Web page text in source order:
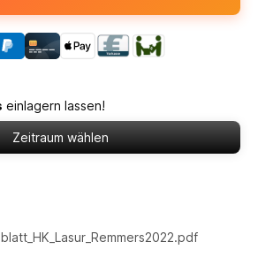
einlagern lassen!
Zeitraum wählen